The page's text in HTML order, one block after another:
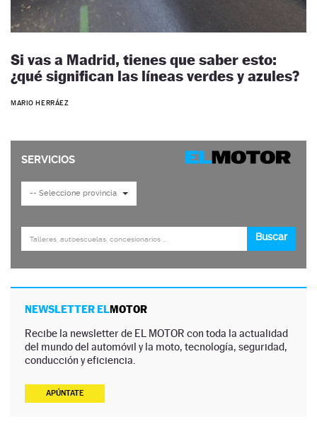
Si vas a Madrid, tienes que saber esto:
¿qué significan las líneas verdes y azules?
MARIO HERRÁEZ
NEWSLETTER ELMOTOR
Recibe la newsletter de EL MOTOR con toda la actualidad
del mundo del automóvil y la moto, tecnología, seguridad,
conducción y eficiencia.
APÚNTATE